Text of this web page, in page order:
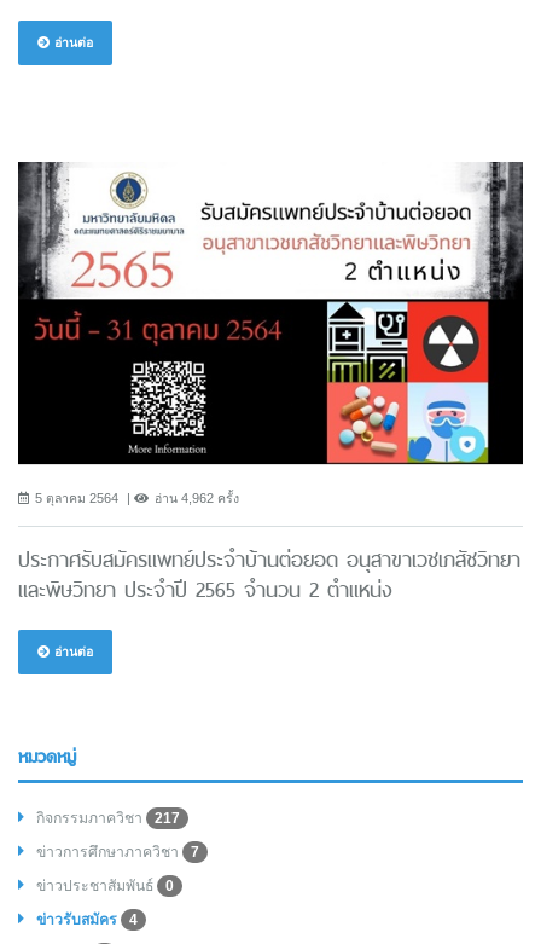
อ่านต่อ
5 ตุลาคม 2564 อ่าน 4,962 ครั้ง
ประกาศรับสมัครแพทย์ประจำบ้านต่อยอด อนุสาขาเวชเภสัชวิทยา
และพิษวิทยา ประจำปี 2565 จำนวน 2 ตำแหน่ง
อ่านต่อ
หมวดหมู่
กิจกรรมภาควิชา
217
ข่าวการศึกษาภาควิชา
7
ข่าวประชาสัมพันธ์
0
ข่าวรับสมัคร
4